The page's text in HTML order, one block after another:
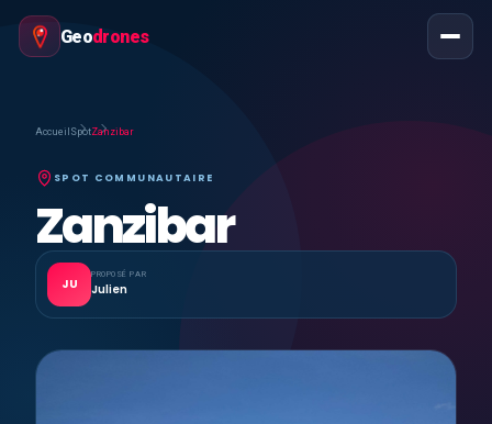
Geodrones
Accueil SpotZanzibar
SPOT COMMUNAUTAIRE
Zanzibar
JU
PROPOSÉ PAR
Julien